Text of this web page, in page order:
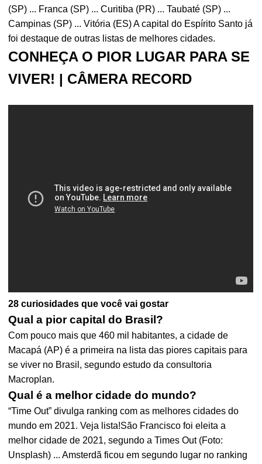
(SP) ... Franca (SP) ... Curitiba (PR) ... Taubaté (SP) ...
Campinas (SP) ... Vitória (ES) A capital do Espírito Santo já
foi destaque de outras listas de melhores cidades.
CONHEÇA O PIOR LUGAR PARA SE
VIVER! | CÂMERA RECORD
28 curiosidades que você vai gostar
Qual a pior capital do Brasil?
Com pouco mais que 460 mil habitantes, a cidade de
Macapá (AP) é a primeira na lista das piores capitais para
se viver no Brasil, segundo estudo da consultoria
Macroplan.
Qual é a melhor cidade do mundo?
“Time Out” divulga ranking com as melhores cidades do
mundo em 2021. Veja lista!São Francisco foi eleita a
melhor cidade de 2021, segundo a Times Out (Foto:
Unsplash) ... Amsterdã ficou em segundo lugar no ranking